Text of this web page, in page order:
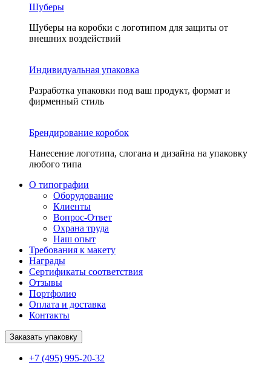
Шуберы
Шуберы на коробки с логотипом для защиты от
внешних воздействий
Индивидуальная упаковка
Разработка упаковки под ваш продукт, формат и
фирменный стиль
Брендирование коробок
Нанесение логотипа, слогана и дизайна на упаковку
любого типа
О типографии
Оборудование
Клиенты
Вопрос-Ответ
Охрана труда
Наш опыт
Требования к макету
Награды
Сертификаты соответствия
Отзывы
Портфолио
Оплата и доставка
Контакты
Заказать упаковку
+7 (495) 995-20-32